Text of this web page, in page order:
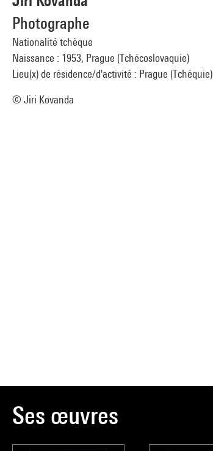
Photographe
Nationalité tchèque
Naissance : 1953, Prague (Tchécoslovaquie)
Lieu(x) de résidence/d'activité : Prague (Tchéquie)
© Jiri Kovanda
Ses œuvres